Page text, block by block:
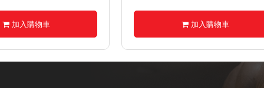
加入購物車 加入購物車